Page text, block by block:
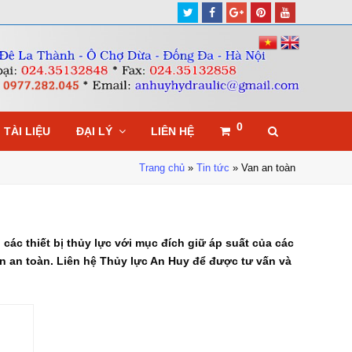
TwitterFacebook
Google
Plus
Pinterest
TÀI LIỆU ĐẠI LÝ LIÊN HỆ 0
Trang chủ » Tin tức » Van an toàn
thiết bị thủy lực với mục đích giữ áp suất của các
toàn. Liên hệ Thủy lực An Huy để được tư vấn và